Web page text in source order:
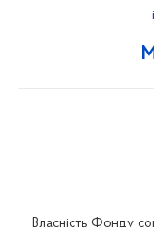
Власність Фонду